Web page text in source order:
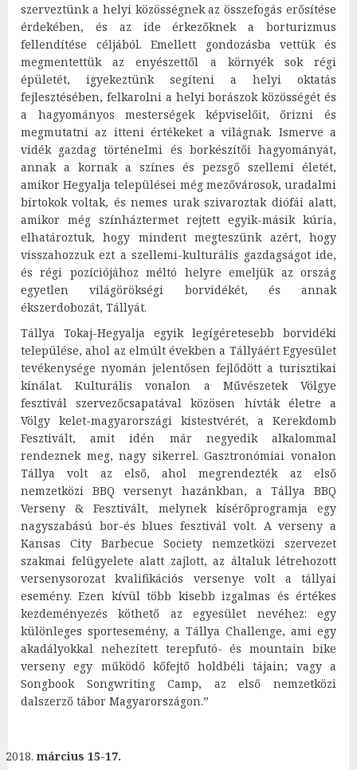
szerveztünk a helyi közösségnek az összefogás erősítése
érdekében, és az ide érkezőknek a borturizmus
fellendítése céljából. Emellett gondozásba vettük és
megmentettük az enyészettől a környék sok régi
épületét, igyekeztünk segíteni a helyi oktatás
fejlesztésében, felkarolni a helyi borászok közösségét és
a hagyományos mesterségek képviselőit, őrizni és
megmutatni az itteni értékeket a világnak. Ismerve a
vidék gazdag történelmi és borkészítői hagyományát,
annak a kornak a színes és pezsgő szellemi életét,
amikor Hegyalja települései még mezővárosok, uradalmi
birtokok voltak, és nemes urak szivaroztak diófái alatt,
amikor még színháztermet rejtett egyik-másik kúria,
elhatároztuk, hogy mindent megteszünk azért, hogy
visszahozzuk ezt a szellemi-kulturális gazdagságot ide,
és régi pozíciójához méltó helyre emeljük az ország
egyetlen világörökségi borvidékét, és annak
ékszerdobozát, Tállyát.
Tállya Tokaj-Hegyalja egyik legígéretesebb borvidéki
települése, ahol az elmúlt években a Tállyáért Egyesület
tevékenysége nyomán jelentősen fejlődött a turisztikai
kínálat. Kulturális vonalon a Művészetek Völgye
fesztivál szervezőcsapatával közösen hívták életre a
Völgy kelet-magyarországi kistestvérét, a Kerekdomb
Fesztivált, amit idén már negyedik alkalommal
rendeznek meg, nagy sikerrel. Gasztronómiai vonalon
Tállya volt az első, ahol megrendezték az első
nemzetközi BBQ versenyt hazánkban, a Tállya BBQ
Verseny & Fesztivált, melynek kísérőprogramja egy
nagyszabású bor-és blues fesztivál volt. A verseny a
Kansas City Barbecue Society nemzetközi szervezet
szakmai felügyelete alatt zajlott, az általuk létrehozott
versenysorozat kvalifikációs versenye volt a tállyai
esemény. Ezen kívül több kisebb izgalmas és értékes
kezdeményezés köthető az egyesület nevéhez: egy
különleges sportesemény, a Tállya Challenge, ami egy
akadályokkal nehezített terepfutó- és mountain bike
verseny egy működő kőfejtő holdbéli tájain; vagy a
Songbook Songwriting Camp, az első nemzetközi
dalszerző tábor Magyarországon.”
március 15-17.